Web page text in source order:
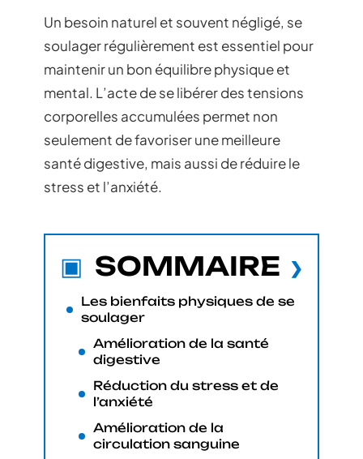
Un besoin naturel et souvent négligé, se
soulager régulièrement est essentiel pour
maintenir un bon équilibre physique et
mental. L’acte de se libérer des tensions
corporelles accumulées permet non
seulement de favoriser une meilleure
santé digestive, mais aussi de réduire le
stress et l’anxiété.
SOMMAIRE
Les bienfaits physiques de se
soulager
Amélioration de la santé
digestive
Réduction du stress et de
l’anxiété
Amélioration de la
circulation sanguine